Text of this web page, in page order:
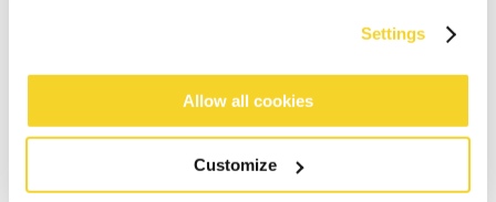
Settings
Allow all cookies
Customize
Lengte middenachter (gemeten zonder boord): 69
MATERIAAL EN DETAILS